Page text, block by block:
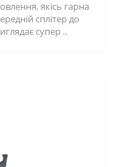
якісь гарна
сплітер до
супер ..